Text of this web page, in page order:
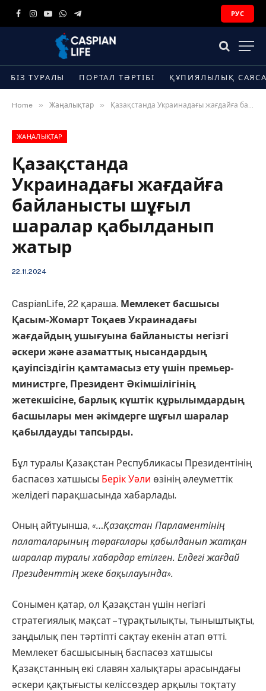
Facebook
Instagram
YouTube
WhatsApp
Telegram
РУС
БІЗ ТУРАЛЫ ПОРТАЛ ТӘРТІБІ ҚҰПИЯЛЫЛЫҚ
Home » Жаңалықтар » Қазақстанда Украинадағы жағдайға байланысты шұғыл шаралар қабылданып жатыр
ЖАҢАЛЫҚТАР
Қазақстанда
Украинадағы жағдайға
байланысты шұғыл
шаралар қабылданып
жатыр
22.11.2024
CaspianLife, 22 қараша. Мемлекет басшысы
Қасым-Жомарт Тоқаев Украинадағы
жағдайдың ушығуына байланысты негізгі
әскери және азаматтық нысандардың
қауіпсіздігін қамтамасыз ету үшін премьер-
министрге, Президент Әкімшілігінің
жетекшісіне, барлық күштік құрылымдардың
басшылары мен әкімдерге шұғыл шаралар
қабылдауды тапсырды.
Бұл туралы Қазақстан Республикасы Президентінің
баспасөз хатшысы Берік Уәли өзінің әлеуметтік
желідегі парақшасында хабарлады.
Оның айтуынша, «…Қазақстан Парламентінің
палаталарының төрағалары қабылданып жатқан
шаралар туралы хабардар етілген. Елдегі жағдай
Президенттің жеке бақылауында».
Сонымен қатар, ол Қазақстан үшін негізгі
стратегиялық мақсат – тұрақтылықты, тыныштықты,
заңдылық пен тәртіпті сақтау екенін атап өтті.
Мемлекет басшысының баспасөз хатшысы
Қазақстанның екі славян халықтары арасындағы
әскери қақтығысты келіссөздер арқылы тоқтату